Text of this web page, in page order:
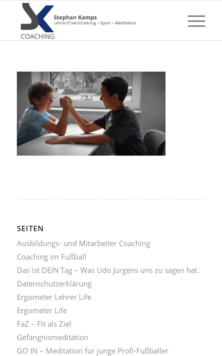
SEITEN
Ausbildungs- und Mitarbeiter Coaching
Coaching im Fußball
Das ist DEIN Tag – Was Udo Jürgens uns zu sagen hat.
Datenschutzerklärung
Ergometer Lehrer Life
Ergometer Life
FaZ – Fit als Ziel
Gefängnismeditation
GO IN – Meditation für junge Profi-Fußballer